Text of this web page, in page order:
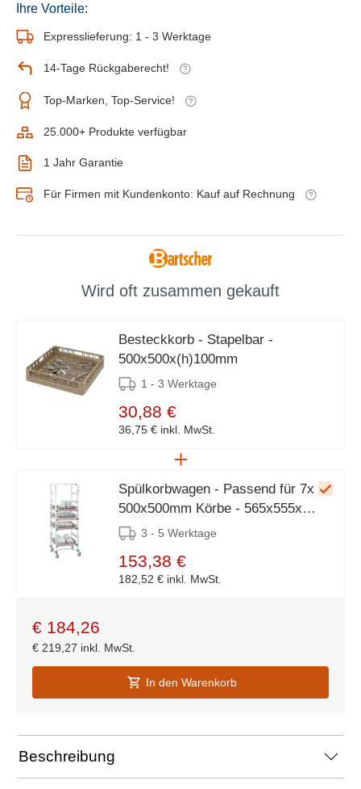
Ihre Vorteile:
Expresslieferung: 1 - 3 Werktage
14-Tage Rückgaberecht!
Top-Marken, Top-Service!
25.000+ Produkte verfügbar
1 Jahr Garantie
Für Firmen mit Kundenkonto: Kauf auf Rechnung
Wird oft zusammen gekauft
Besteckkorb - Stapelbar -
500x500x(h)100mm
1 - 3 Werktage
30,88 €
36,75 € inkl. MwSt.
Spülkorbwagen - Passend für 7x
500x500mm Körbe - 565x555x
(H) 1750mm
3 - 5 Werktage
153,38 €
182,52 € inkl. MwSt.
€ 184,26
€ 219,27 inkl. MwSt.
In den Warenkorb
Beschreibung